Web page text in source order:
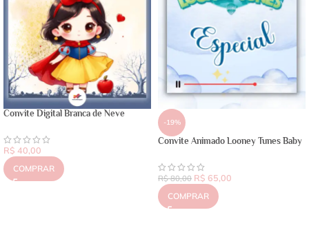
Convite Digital Branca de Neve
R$ 40,00
COMPRAR
-19%
Convite Animado Looney Tunes Baby
R$80,00 R$ 65,00
COMPRAR